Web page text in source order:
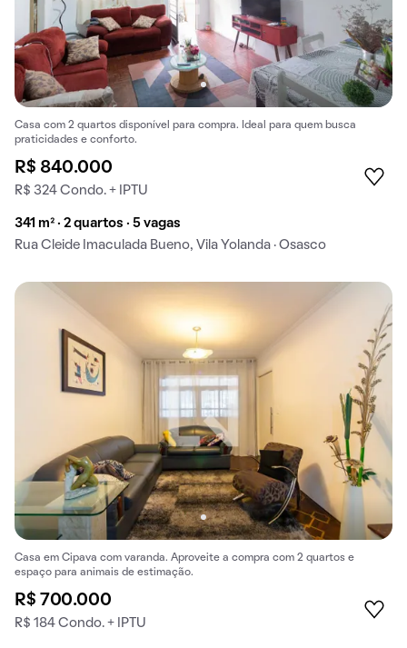
Casa com 2 quartos disponível para compra. Ideal para quem busca
praticidades e conforto.
R$ 840.000
R$ 324 Condo. + IPTU
341 m² · 2 quartos · 5 vagas
Rua Cleide Imaculada Bueno, Vila Yolanda · Osasco
Casa em Cipava com varanda. Aproveite a compra com 2 quartos e
espaço para animais de estimação.
R$ 700.000
R$ 184 Condo. + IPTU